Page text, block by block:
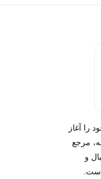
فعالیت خود را آغاز
۱۵ سال تجربه، مرجع
و